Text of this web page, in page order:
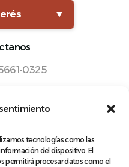
tecnologías como las
del dispositivo. El
permitirá procesar datos como el
▼
0325
133, Cuauhtémoc,